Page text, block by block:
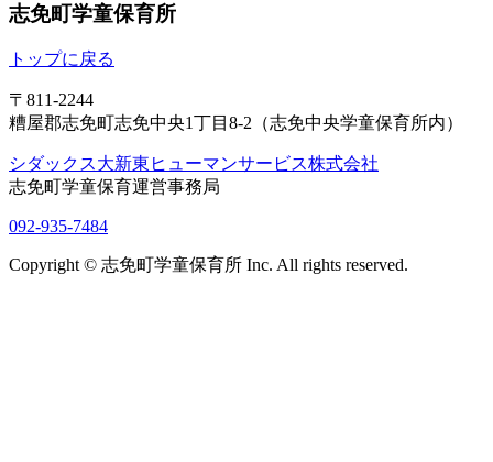
志免町学童保育所
トップに戻る
〒811-2244
糟屋郡志免町志免中央1丁目8-2（志免中央学童保育所内）
シダックス大新東ヒューマンサービス株式会社
志免町学童保育運営事務局
092-935-7484
Copyright © 志免町学童保育所 Inc. All rights reserved.